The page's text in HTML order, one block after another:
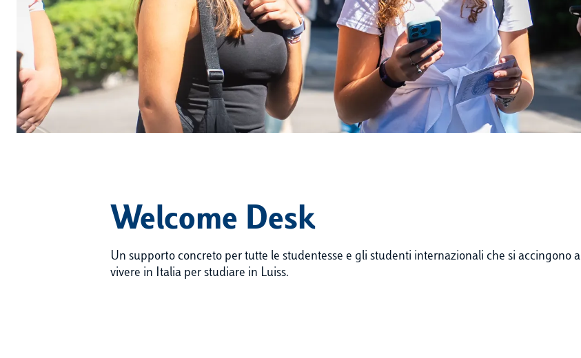
Welcome Desk
Un supporto concreto per tutte le studentesse e gli studenti internazionali che si accingono a
vivere in Italia per studiare in Luiss.